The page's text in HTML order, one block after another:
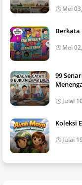
Mei
Berkata
Mei
99
Julai
Koleksi
Julai